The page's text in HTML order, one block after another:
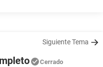
Siguiente Tema
Cerrado